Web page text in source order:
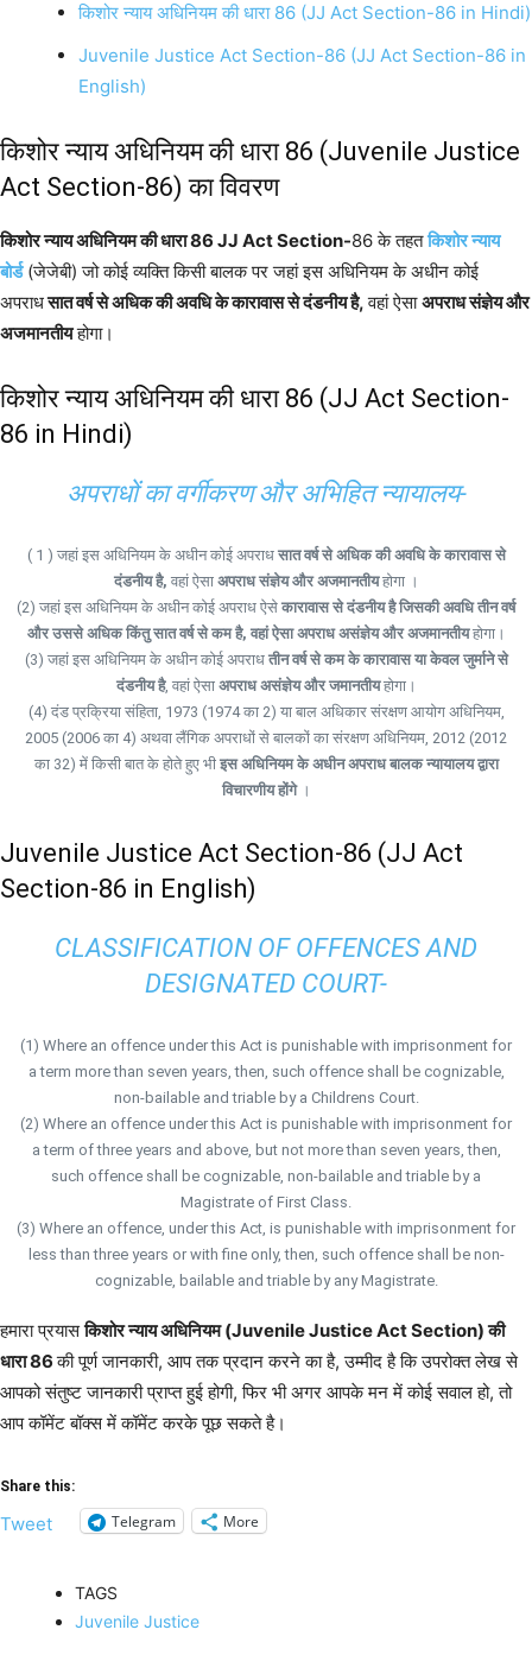
किशोर न्याय अधिनियम की धारा 86 (JJ Act Section-86 in Hindi)
Juvenile Justice Act Section-86 (JJ Act Section-86 in
English)
किशोर न्याय अधिनियम की धारा 86 (Juvenile Justice
Act Section-86) का विवरण
किशोर न्याय अधिनियम की धारा 86 JJ Act Section-86 के तहतकिशोर न्याय
बोर्ड(जेजेबी) जो कोई व्यक्ति किसी बालक पर जहां इस अधिनियम के अधीन कोई
अपराधसात वर्ष से अधिक की अवधि के कारावास से दंडनीय है,वहां ऐसाअपराध संज्ञेय और
अजमानतीयहोगा।
किशोर न्याय अधिनियम की धारा 86 (JJ Act Section-
86 in Hindi)
अपराधों का वर्गीकरण और अभिहित न्यायालय-
( 1 ) जहां इस अधिनियम के अधीन कोई अपराधसात वर्ष से अधिक की अवधि के कारावास से
दंडनीय है, वहां ऐसा अपराध संज्ञेय और अजमानतीयहोगा ।
(2) जहां इस अधिनियम के अधीन कोई अपराध ऐसे कारावास से दंडनीय है जिसकी अवधि तीन वर्ष
और उससे अधिक किंतु सात वर्ष से कम है, वहां ऐसा अपराध असंज्ञेय और अजमानतीयहोगा।
(3) जहां इस अधिनियम के अधीन कोई अपराध तीन वर्ष से कम के कारावास या केवल जुर्माने से
दंडनीय है, वहां ऐसा अपराध असंज्ञेय और जमानतीयहोगा।
(4) दंड प्रक्रिया संहिता, 1973 (1974 का 2) या बाल अधिकार संरक्षण आयोग अधिनियम,
2005 (2006 का 4) अथवा लैंगिक अपराधों से बालकों का संरक्षण अधिनियम, 2012 (2012
का 32) में किसी बात के होते हुए भी इस अधिनियम के अधीन अपराध बालक न्यायालय द्वारा
विचारणीय होंगे ।
Juvenile Justice Act Section-86 (JJ Act
Section-86 in English)
CLASSIFICATION OF OFFENCES AND
DESIGNATED COURT-
(1) Where an offence under this Act is punishable with imprisonment for
a term more than seven years, then, such offence shall be cognizable,
non-bailable and triable by a Childrens Court.
(2) Where an offence under this Act is punishable with imprisonment for
a term of three years and above, but not more than seven years, then,
such offence shall be cognizable, non-bailable and triable by a
Magistrate of First Class.
(3) Where an offence, under this Act, is punishable with imprisonment for
less than three years or with fine only, then, such offence shall be non-
cognizable, bailable and triable by any Magistrate.
हमारा प्रयासकिशोर न्याय अधिनियम (Juvenile Justice Act Section) की
धारा 86की पूर्ण जानकारी, आप तक प्रदान करने का है, उम्मीद है कि उपरोक्त लेख से
आपको संतुष्ट जानकारी प्राप्त हुई होगी, फिर भी अगर आपके मन में कोई सवाल हो, तो
आप कॉमेंट बॉक्स में कॉमेंट करके पूछ सकते है।
Share this:
Tweet Telegram More
TAGS
Juvenile Justice